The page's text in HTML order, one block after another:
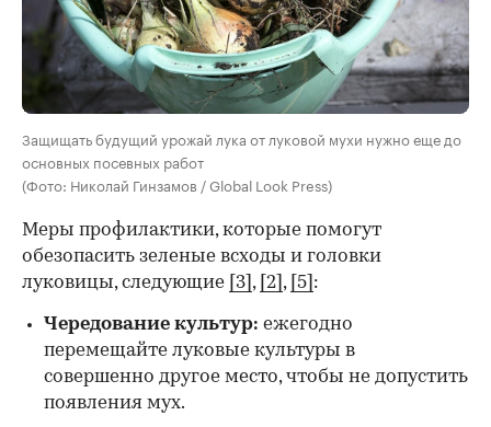
Защищать будущий урожай лука от луковой мухи нужно еще до
основных посевных работ
(Фото: Николай Гинзамов / Global Look Press)
Меры профилактики, которые помогут
обезопасить зеленые всходы и головки
луковицы, следующие
[3] , [2] , [5] :
Чередование культур: ежегодно
перемещайте луковые культуры в
совершенно другое место, чтобы не допустить
появления мух.